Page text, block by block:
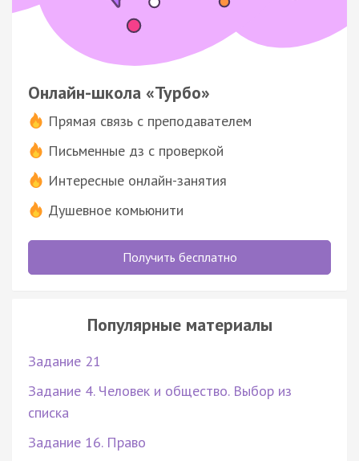
Онлайн-школа «Турбо»
Прямая связь с преподавателем
Письменные дз с проверкой
Интересные онлайн-занятия
Душевное комьюнити
Получить бесплатно
Популярные материалы
Задание 21
Задание 4. Человек и общество. Выбор из
списка
Задание 16. Право